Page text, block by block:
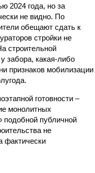
2024 года, но за
не видно. По
обещают сдать к
стройки не
строительной
забора, какая-либо
признаков мобилизации
готовности –
монолитных
подобной публичной
не
фактически